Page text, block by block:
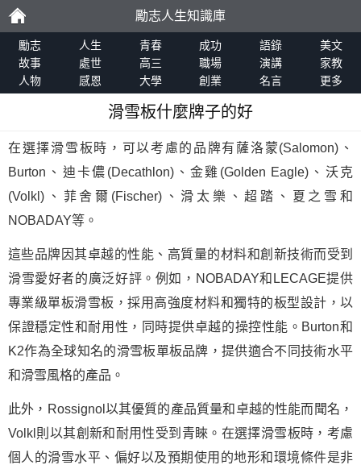
勵
志
勵志人生知識庫
勵志 人生 青春 成功 語錄
美文
故事
處世 高三 職場 演講
家教
人物
感恩 大學 創業 名言 更多
滑雪板什麼牌子的好
在選擇滑雪板時，可以考慮的品牌有薩洛蒙(Salomon)、
Burton、迪卡儂(Decathlon)、金雞(Golden Eagle)、沃克
(Volkl)、菲舍爾(Fischer)、滑太樂、超踏、夏之雪和
NOBADAY等。
這些品牌因其卓越的性能、高質量的材料和創新技術而受到
滑雪愛好者的廣泛好評。例如，NOBADAY和LECAGE提供
專業級單板滑雪板，採用高強度材料和獨特的板型設計，以
保證穩定性和耐用性，同時提供卓越的操控性能。Burton和
K2作為全球知名的滑雪板單板品牌，提供適合不同技術水平
和滑雪風格的產品。
此外，Rossignol以其優質的產品質量和卓越的性能而聞名，
Volkl則以其創新和耐用性受到青睞。在選擇滑雪板時，考慮
個人的滑雪水平、偏好以及預期使用的地形和環境條件是非